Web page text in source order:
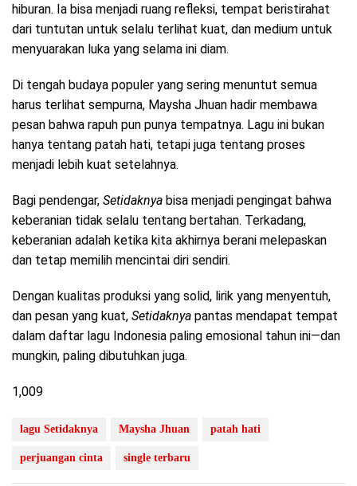
hiburan. Ia bisa menjadi ruang refleksi, tempat beristirahat
dari tuntutan untuk selalu terlihat kuat, dan medium untuk
menyuarakan luka yang selama ini diam.
Di tengah budaya populer yang sering menuntut semua
harus terlihat sempurna, Maysha Jhuan hadir membawa
pesan bahwa rapuh pun punya tempatnya. Lagu ini bukan
hanya tentang patah hati, tetapi juga tentang proses
menjadi lebih kuat setelahnya.
Bagi pendengar, Setidaknya bisa menjadi pengingat bahwa
keberanian tidak selalu tentang bertahan. Terkadang,
keberanian adalah ketika kita akhirnya berani melepaskan
dan tetap memilih mencintai diri sendiri.
Dengan kualitas produksi yang solid, lirik yang menyentuh,
dan pesan yang kuat, Setidaknya pantas mendapat tempat
dalam daftar lagu Indonesia paling emosional tahun ini—dan
mungkin, paling dibutuhkan juga.
1,009
lagu Setidaknya Maysha Jhuan patah hati
perjuangan cinta single terbaru